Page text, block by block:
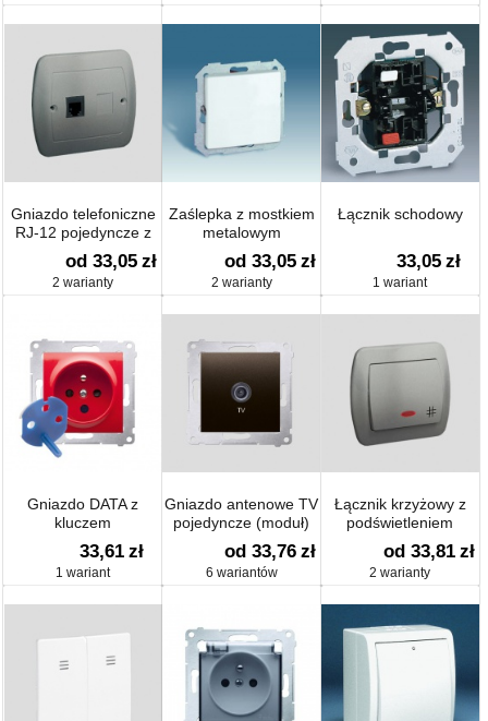
Gniazdo telefoniczne
RJ-12 pojedyncze z
zaslepką
od 33,05 zł
2 warianty
Zaślepka z mostkiem
metalowym
od 33,05 zł
2 warianty
Łącznik schodowy
33,05 zł
1 wariant
Gniazdo DATA z
kluczem
uprawniającym
(moduł) 16 A
33,61 zł
1 wariant
Gniazdo antenowe TV
pojedyncze (moduł)
od 33,76 zł
6 wariantów
Łącznik krzyżowy z
podświetleniem
od 33,81 zł
2 warianty